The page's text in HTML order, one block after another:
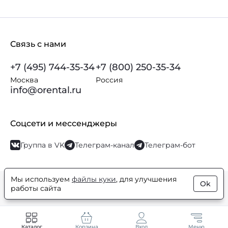
Связь с нами
+7 (495) 744-35-34
Москва
+7 (800) 250-35-34
Россия
info@orental.ru
Соцсети и мессенджеры
Группа в VK Телеграм-канал Телеграм-бот
© Orental.ru 2007–2026Интернет-магазин парфюмерии и
косметики
Мы используем файлы куки, для улучшения
работы сайта
Ok